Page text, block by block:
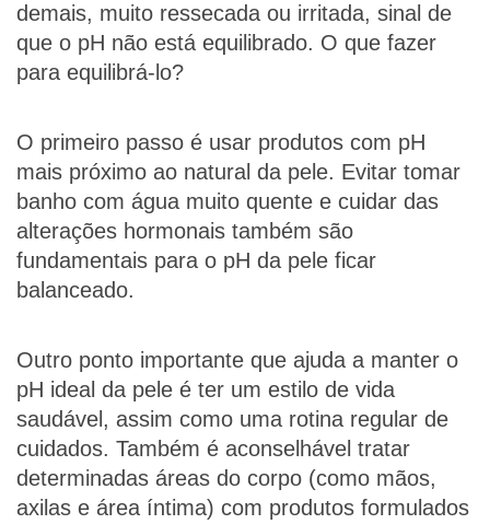
demais, muito ressecada ou irritada, sinal de
que o pH não está equilibrado. O que fazer
para equilibrá-lo?
O primeiro passo é usar produtos com pH
mais próximo ao natural da pele. Evitar tomar
banho com água muito quente e cuidar das
alterações hormonais também são
fundamentais para o pH da pele ficar
balanceado.
Outro ponto importante que ajuda a manter o
pH ideal da pele é ter um estilo de vida
saudável, assim como uma rotina regular de
cuidados. Também é aconselhável tratar
determinadas áreas do corpo (como mãos,
axilas e área íntima) com produtos formulados